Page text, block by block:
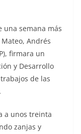
una semana más
Andrés
firmara un
y Desarrollo
de las
a unos treinta
zanjas y